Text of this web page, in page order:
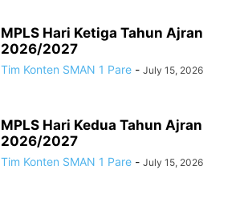
MPLS Hari Ketiga Tahun Ajran
2026/2027
Tim Konten SMAN 1 Pare - July 15, 2026
MPLS Hari Kedua Tahun Ajran
2026/2027
Tim Konten SMAN 1 Pare - July 15, 2026